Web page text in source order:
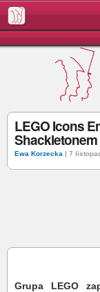
LEGO Icons
Ewa Korzecka | 7
Grupa LEGO